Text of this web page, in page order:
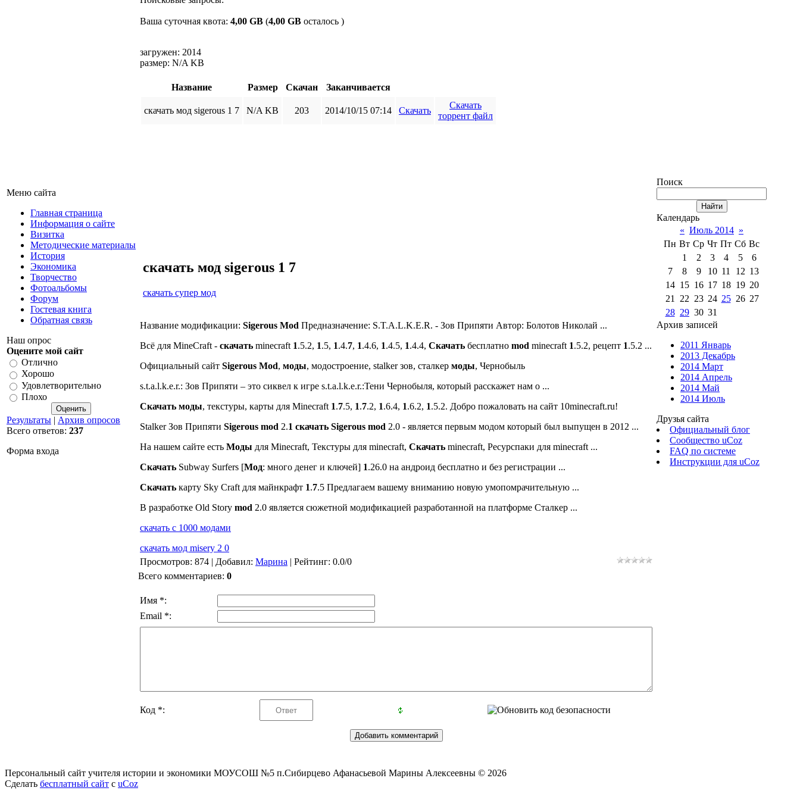
Меню сайта
Главная страница
Информация о сайте
Визитка
Методические материалы
История
Экономика
Творчество
Фотоальбомы
Форум
Гостевая книга
Обратная связь
Наш опрос
Оцените мой сайт
Отлично
Хорошо
Удовлетворительно
Плохо
Результаты | Архив опросов
Всего ответов: 237
Форма входа
Ваша суточная квота: 4,00 GB (4,00 GB осталось )
загружен: 2014
размер: N/A KB
Название Размер Скачан Заканчивается
скачать мод sigerous 1 7 N/A KB 203 2014/10/15 07:14 Скачать
Скачать
торрент файл
скачать мод sigerous 1 7
скачать супер мод
Название модификации: Sigerous Mod Предназначение: S.T.A.L.K.E.R. - Зов Припяти Автор: Болотов Николай ...
Всё для MineCraft - скачать minecraft 1.5.2, 1.5, 1.4.7, 1.4.6, 1.4.5, 1.4.4, Скачать бесплатно mod minecraft 1.5.2, рецепт 1.5.2 ...
Официальный сайт Sigerous Mod, моды, модостроение, stalker зов, сталкер моды, Чернобыль
s.t.a.l.k.e.r.: Зов Припяти – это сиквел к игре s.t.a.l.k.e.r.:Тени Чернобыля, который расскажет нам о ...
Скачать моды, текстуры, карты для Minecraft 1.7.5, 1.7.2, 1.6.4, 1.6.2, 1.5.2. Добро пожаловать на сайт 10minecraft.ru!
Stalker Зов Припяти Sigerous mod 2.1 скачать Sigerous mod 2.0 - является первым модом который был выпущен в 2012 ...
На нашем сайте есть Моды для Minecraft, Текстуры для minecraft, Скачать minecraft, Ресурспаки для minecraft ...
Скачать Subway Surfers [Мод: много денег и ключей] 1.26.0 на андроид бесплатно и без регистрации ...
Скачать карту Sky Craft для майнкрафт 1.7.5 Предлагаем вашему вниманию новую умопомрачительную ...
В разработке Old Story mod 2.0 является сюжетной модификацией разработанной на платформе Сталкер ...
скачать с 1000 модами
скачать мод misery 2 0
Просмотров: 874 | Добавил: Марина | Рейтинг: 0.0/0
Всего комментариев: 0
Имя *:
Email *:
Код *:
Поиск
Календарь
« Июль 2014 »
Пн Вт Ср Чт Пт Сб Вс
1
2 3 4 5
6
7
8 9 10 11 12 13
14 15 16 17 18 19 20
21
22 23 24 25 26 27
28 29 30 31
Архив записей
2011 Январь
2013 Декабрь
2014 Март
2014 Апрель
2014 Май
2014 Июль
Друзья сайта
Официальный блог
Сообщество uCoz
FAQ по системе
Инструкции для uCoz
Персональный сайт учителя истории и экономики МОУСОШ №5 п.Сибирцево Афанасьевой Марины Алексеевны © 2026
Сделать бесплатный сайт с uCoz